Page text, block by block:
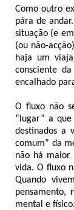
Como outro
pára de
situação (e
(ou não-
haja um
consciente
encalhado
O fluxo não
“lugar” a
destinados a
comum” da
não há maior
vida. O fluxo
Quando
pensamento,
mental e físico.